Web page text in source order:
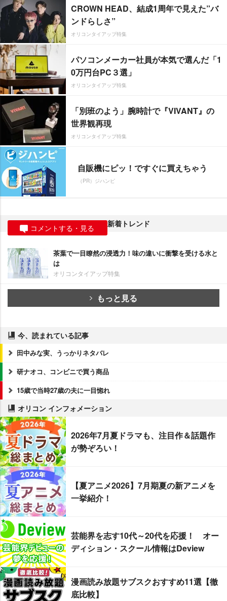
CROWN HEAD、結成1周年で見えた”バ
ンドらしさ”
オリコンタイアップ特集
パソコンメーカー社員が本気で選んだ「1
0万円台PC３選」
オリコンタイアップ特集
「別班のよう」腕時計で『VIVANT』の
世界観再現
オリコンタイアップ特集
自販機にピッ！ですぐに買えちゃう
（PR）ジハンピ
コメントする・見る 新着トレンド
茶葉で一目瞭然の浸透力！味の違いに衝撃を受ける水と
は
オリコンタイアップ特集
もっと見る
今、読まれている記事
田中みな実、うっかりネタバレ
研ナオコ、コンビニで買う商品
15歳で当時27歳の夫に一目惚れ
オリコン インフォメーション
2026年7月夏ドラマも、注目作＆話題作
が勢ぞろい！
【夏アニメ2026】7月期夏の新アニメを
一挙紹介！
芸能界を志す10代～20代を応援！ オー
ディション・スクール情報はDeview
漫画読み放題サブスクおすすめ11選【徹
底比較】